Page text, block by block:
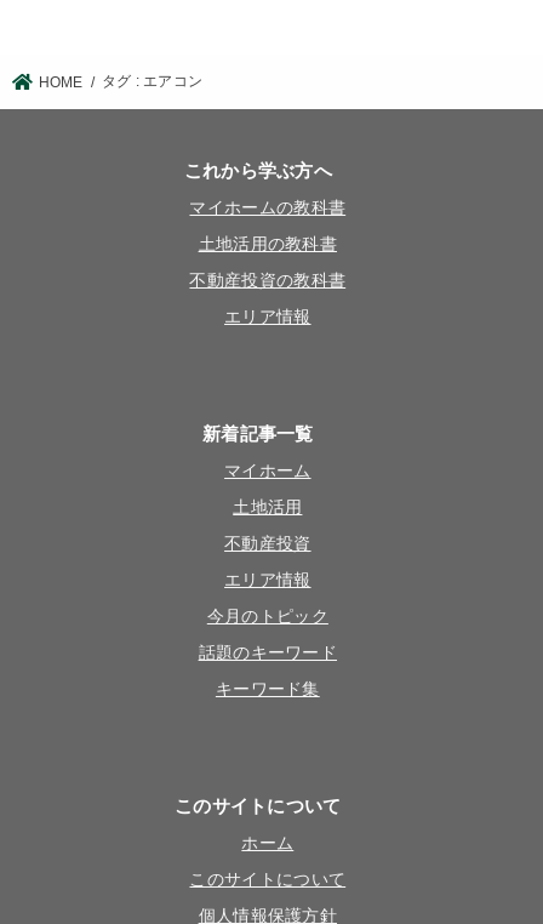
HOME タグ : エアコン
これから学ぶ方へ
マイホームの教科書
土地活用の教科書
不動産投資の教科書
エリア情報
新着記事一覧
マイホーム
土地活用
不動産投資
エリア情報
今月のトピック
話題のキーワード
キーワード集
このサイトについて
ホーム
このサイトについて
個人情報保護方針